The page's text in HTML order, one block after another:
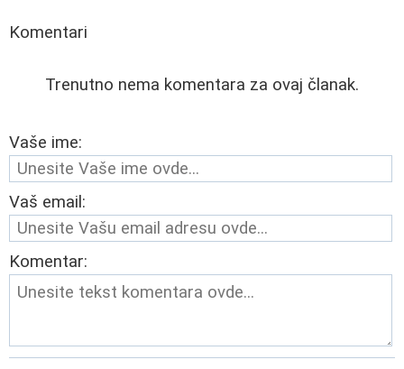
Komentari
Trenutno nema komentara za ovaj članak.
Vaše ime:
Vaš email:
Komentar: